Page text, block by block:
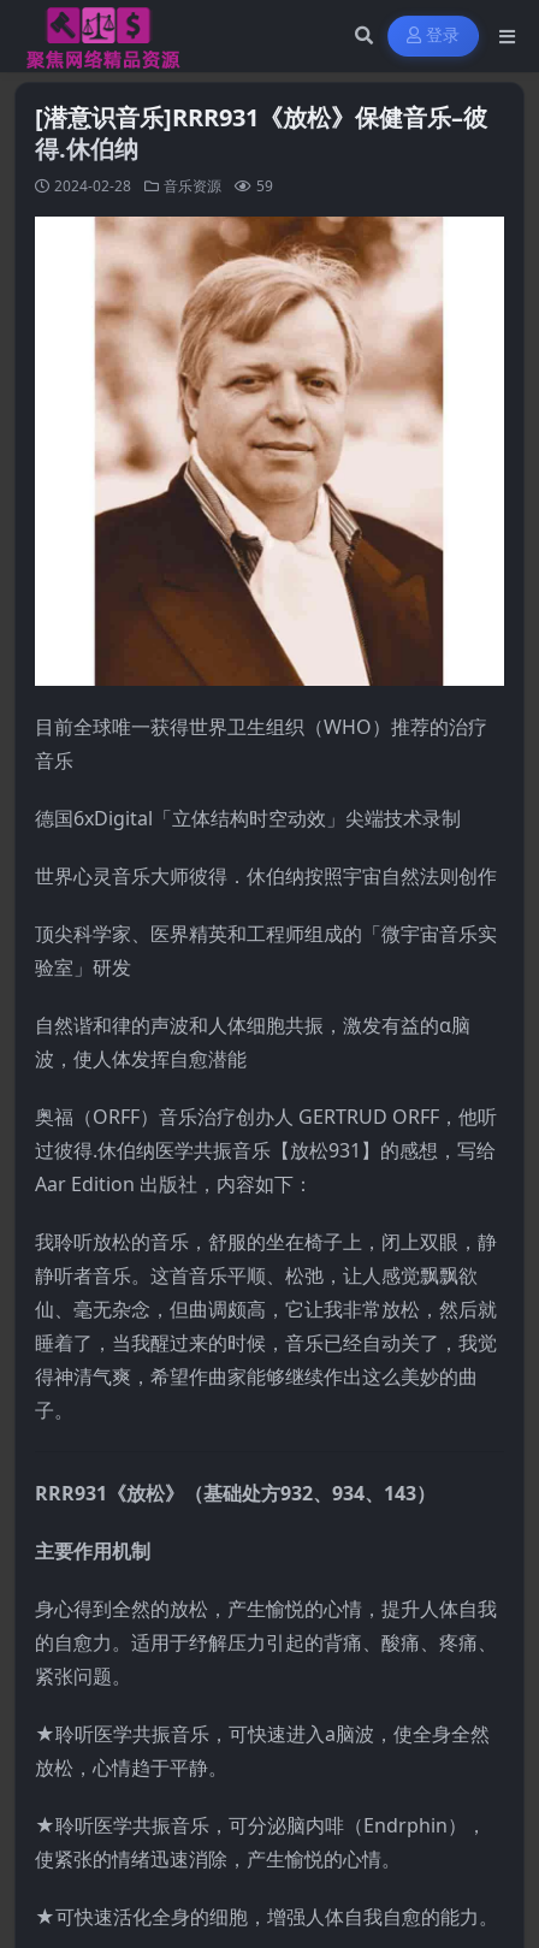
登录
[潜意识音乐]RRR931《放松》保健音乐–彼
得.休伯纳
2024-02-28 音乐资源 59
目前全球唯一获得世界卫生组织（WHO）推荐的治疗
音乐
德国6xDigital「立体结构时空动效」尖端技术录制
世界心灵音乐大师彼得．休伯纳按照宇宙自然法则创作
顶尖科学家、医界精英和工程师组成的「微宇宙音乐实
验室」研发
自然谐和律的声波和人体细胞共振，激发有益的α脑
波，使人体发挥自愈潜能
奥福（ORFF）音乐治疗创办人 GERTRUD ORFF，他听
过彼得.休伯纳医学共振音乐【放松931】的感想，写给
Aar Edition 出版社，内容如下：
我聆听放松的音乐，舒服的坐在椅子上，闭上双眼，静
静听者音乐。这首音乐平顺、松弛，让人感觉飘飘欲
仙、毫无杂念，但曲调颇高，它让我非常放松，然后就
睡着了，当我醒过来的时候，音乐已经自动关了，我觉
得神清气爽，希望作曲家能够继续作出这么美妙的曲
子。
RRR931《放松》（基础处方932、934、143）
主要作用机制
身心得到全然的放松，产生愉悦的心情，提升人体自我
的自愈力。适用于纾解压力引起的背痛、酸痛、疼痛、
紧张问题。
★聆听医学共振音乐，可快速进入а脑波，使全身全然
放松，心情趋于平静。
★聆听医学共振音乐，可分泌脑内啡（Endrphin），
使紧张的情绪迅速消除，产生愉悦的心情。
★可快速活化全身的细胞，增强人体自我自愈的能力。